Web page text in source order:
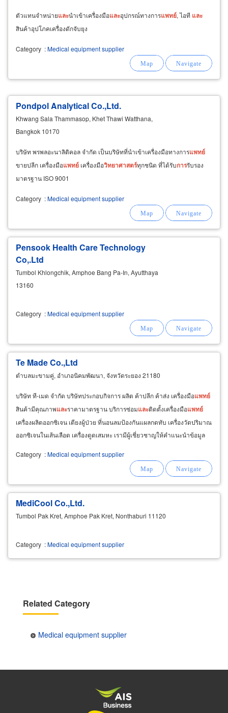
ตัวแทนจำหน่ายและนำเข้าเครื่องมือและอุปกรณ์ทางการแพทย์, ไอที และ
สินค้าอุปโภคเครื่องดักจับยุง
Category :Medical equipment supplier
Pondpol Analytical Co.,Ltd.
Khwang Sala Thammasop, Khet Thawi Watthana,
Bangkok 10170
บริษัท พรพลอะนาลิติคอล จำกัด เป็นบริษัทที่นำเข้าเครื่องมือทางการแพทย์
ขายปลีก เครื่องมือแพทย์ เครื่องมือวิทยาศาสตร์ทุกชนิด ที่ได้รับการรับรอง
มาตรฐาน ISO 9001
Category :Medical equipment supplier
Pensook Health Care Technology
Co,.Ltd
Tumbol Khlongchik, Amphoe Bang Pa-In, Ayutthaya
13160
Category :Medical equipment supplier
Te Made Co.,Ltd
ตำบลมะขามคู่, อำเภอนิคมพัฒนา, จังหวัดระยอง 21180
บริษัท ที-เมด จำกัด บริษัทประกอบกิจการ ผลิต ค้าปลีก ค้าส่ง เครื่องมือแพทย์
สินค้ามีคุณภาพและราคามาตรฐาน บริการซ่อมและติดตั้งเครื่องมือแพทย์
เครื่องผลิตออกซิเจน เตียงผู้ป่วย ที่นอนลมป้องกันแผลกดทับ เครื่องวัดปริมาณ
ออกซิเจนในเส้นเลือด เครื่องดูดเสมหะ เรามีผู้เชี่ยวชาญให้คำแนะนำข้อมูล
Category :Medical equipment supplier
MediCool Co.,Ltd.
Tumbol Pak Kret, Amphoe Pak Kret, Nonthaburi 11120
Category :Medical equipment supplier
Related Category
Medical equipment supplier